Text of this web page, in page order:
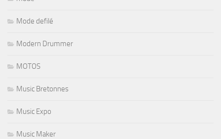
Mode defilé
Modern Drummer
MOTOS
Music Bretonnes
Music Expo
Music Maker